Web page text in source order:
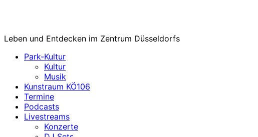
Leben und Entdecken im Zentrum Düsseldorfs
Park-Kultur
Kultur
Musik
Kunstraum KÖ106
Termine
Podcasts
Livestreams
Konzerte